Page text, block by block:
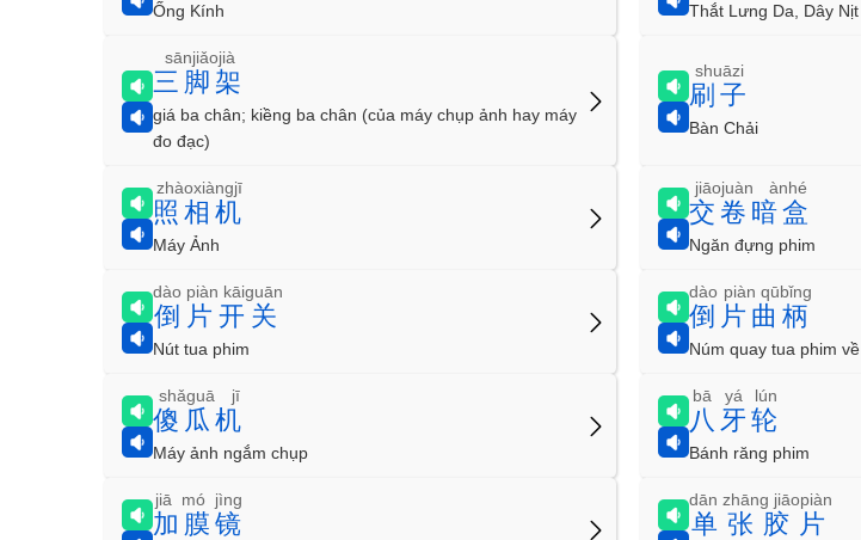
Ống Kính Thắt Lưng Da, Dây Nịt
三脚架
sānjiǎojià
giá ba chân; kiềng ba chân (của máy chụp ảnh hay máy
đo đạc)
刷子
shuāzi
Bàn Chải
照相机
zhàoxiàngjī
Máy Ảnh
交卷暗盒
jiāojuàn ànhé
Ngăn đựng phim
倒片开关
dào piàn kāiguān
Nút tua phim
倒片曲柄
dào piàn qūbǐng
Núm quay tua phim về
傻瓜机
shǎguā jī
Máy ảnh ngắm chụp
八牙轮
bā yá lún
Bánh răng phim
加膜镜
jiā mó jìng
单张胶片
dān zhāng jiāopiàn